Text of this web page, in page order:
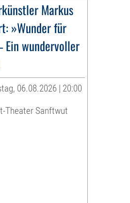
Markus
»Wunder für
Ein wundervoller
06.08.2026 | 20:00
Theater Sanftwut